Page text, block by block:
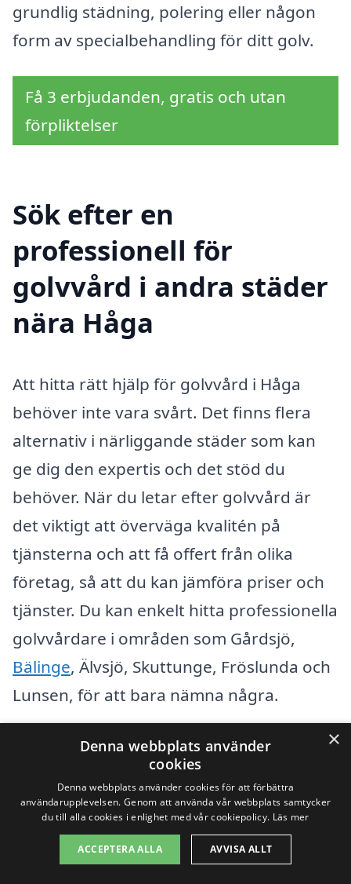
grundlig städning, polering eller någon
form av specialbehandling för ditt golv.
Få 3 erbjudanden, gratis och utan
förpliktelser
Sök efter en
professionell för
golvvård i andra städer
nära Håga
Att hitta rätt hjälp för golvvård i Håga
behöver inte vara svårt. Det finns flera
alternativ i närliggande städer som kan
ge dig den expertis och det stöd du
behöver. När du letar efter golvvård är
det viktigt att överväga kvalitén på
tjänsterna och att få offert från olika
företag, så att du kan jämföra priser och
tjänster. Du kan enkelt hitta professionella
golvvårdare i områden som Gårdsjö,
Bälinge, Älvsjö, Skuttunge, Fröslunda och
Lunsen, för att bara nämna några.
Här är några anledningar till att överväga
golvvård i närliggande städer:
Erfarenhet och expertis:Många
företag specialiserar sig på golvvård
×
Denna webbplats använder
cookies
Denna webbplats använder cookies för att förbättra
användarupplevelsen. Genom att använda vår webbplats samtycker
du till alla cookies i enlighet med vår cookiepolicy. Läs mer
ACCEPTERA ALLA AVVISA ALLT